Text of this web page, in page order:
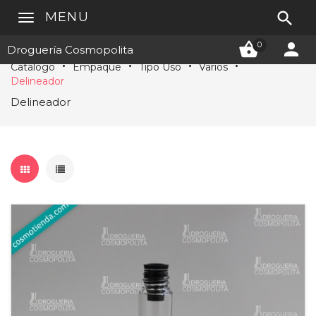
Droguería Cosmopolita 0 
MENU 
Catálogo Empaque Tipo Uso
Varios
Delineador
Delineador